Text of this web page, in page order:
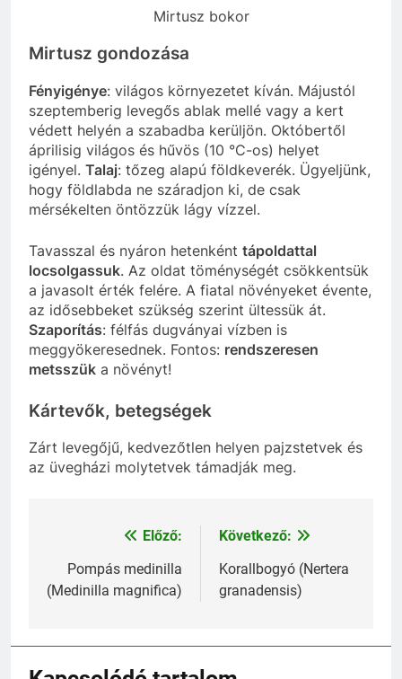
Mirtusz bokor
Mirtusz gondozása
Fényigénye: világos környezetet kíván. Májustól
szeptemberig levegős ablak mellé vagy a kert
védett helyén a szabadba kerüljön. Októbertől
áprilisig világos és hűvös (10 °C-os) helyet
igényel. Talaj: tőzeg alapú földkeverék. Ügyeljünk,
hogy földlabda ne száradjon ki, de csak
mérsékelten öntözzük lágy vízzel.
Tavasszal és nyáron hetenként tápoldattal
locsolgassuk. Az oldat töménységét csökkentsük
a javasolt érték felére. A fiatal növényeket évente,
az idősebbeket szükség szerint ültessük át.
Szaporítás: félfás dugványai vízben is
meggyökeresednek. Fontos: rendszeresen
metsszük a növényt!
Kártevők, betegségek
Zárt levegőjű, kedvezőtlen helyen pajzstetvek és
az üvegházi molytetvek támadják meg.
Bejegyzés
navigáció
Előző:
Pompás medinilla
(Medinilla magnifica)
Következő:
Korallbogyó (Nertera
granadensis)